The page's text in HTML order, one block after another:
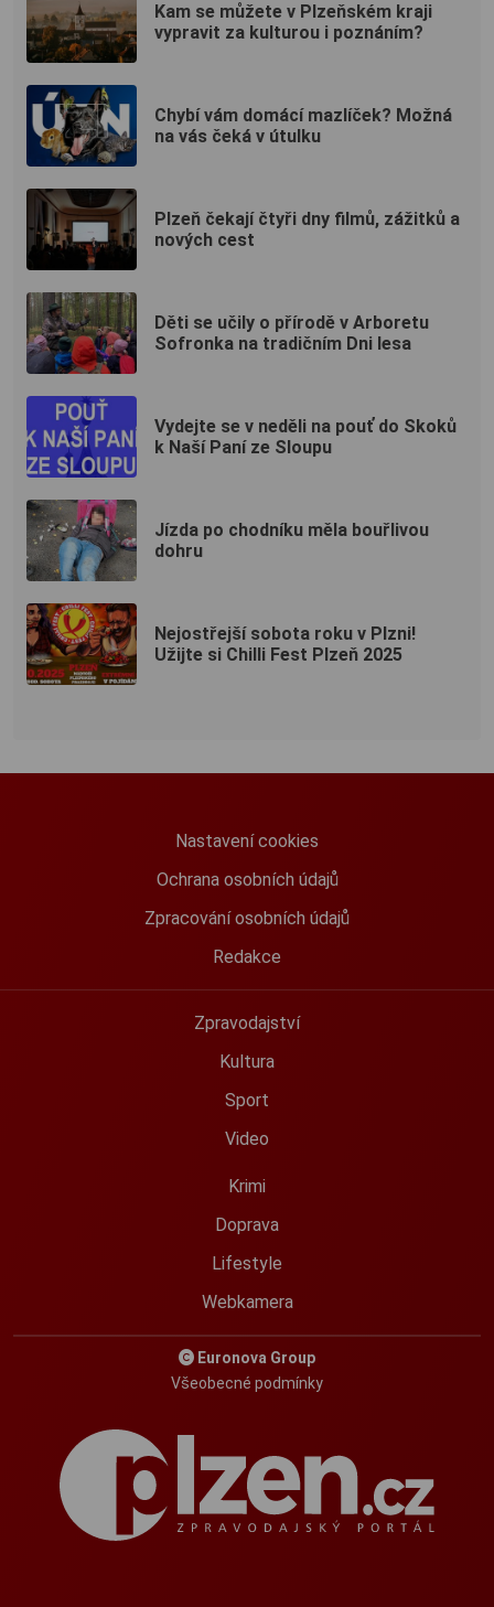
Kam se můžete v Plzeňském kraji
vypravit za kulturou i poznáním?
Chybí vám domácí mazlíček? Možná
na vás čeká v útulku
Plzeň čekají čtyři dny filmů, zážitků a
nových cest
Děti se učily o přírodě v Arboretu
Sofronka na tradičním Dni lesa
Vydejte se v neděli na pouť do Skoků
k Naší Paní ze Sloupu
Jízda po chodníku měla bouřlivou
dohru
Nejostřejší sobota roku v Plzni!
Užijte si Chilli Fest Plzeň 2025
Nastavení cookies
Ochrana osobních údajů
Zpracování osobních údajů
Redakce
Zpravodajství
Kultura
Sport
Video
Krimi
Doprava
Lifestyle
Webkamera
Euronova Group
Všeobecné podmínky